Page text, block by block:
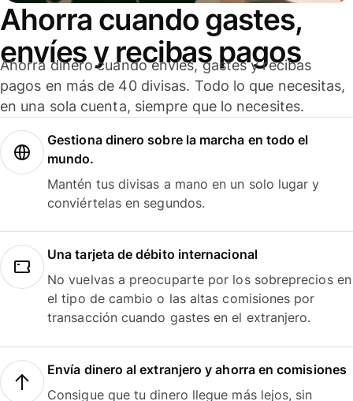
Ahorra cuando gastes,
envíes y recibas pagos
Ahorra dinero cuando envíes, gastes y recibas
pagos en más de 40 divisas. Todo lo que necesitas,
en una sola cuenta, siempre que lo necesites.
Gestiona dinero sobre la marcha en todo el
mundo.
Mantén tus divisas a mano en un solo lugar y
conviértelas en segundos.
Una tarjeta de débito internacional
No vuelvas a preocuparte por los sobreprecios en
el tipo de cambio o las altas comisiones por
transacción cuando gastes en el extranjero.
Envía dinero al extranjero y ahorra en comisiones
Consigue que tu dinero llegue más lejos, sin